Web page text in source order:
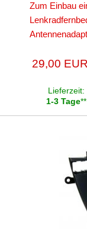
CAN-BUS-Adapter
Cinch-Kabel
DAB+
Entstörmaterial
Fernbedienungen
Freischaltmodule
Zum Einbau
29,00
Lieferzeit:
1-3 Tage**